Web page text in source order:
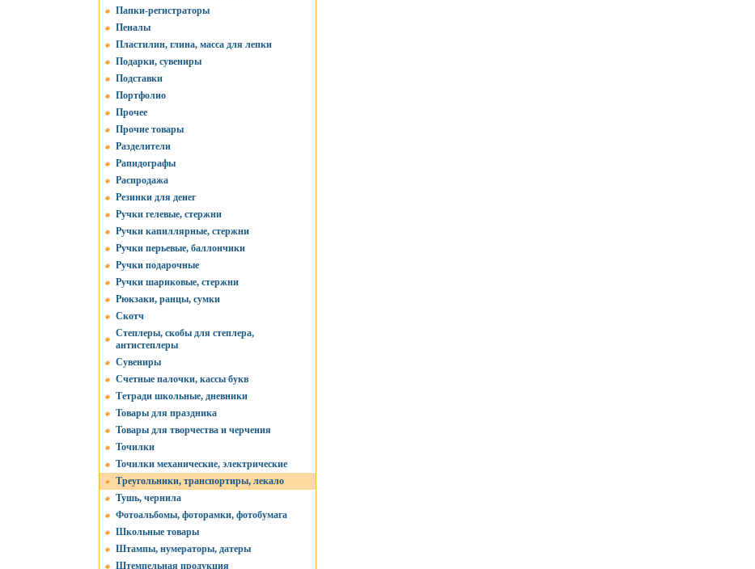
Папки-регистраторы
Пеналы
Пластилин, глина, масса для лепки
Подарки, сувениры
Подставки
Портфолио
Прочее
Прочие товары
Разделители
Рапидографы
Распродажа
Резинки для денег
Ручки гелевые, стержни
Ручки капиллярные, стержни
Ручки перьевые, баллончики
Ручки подарочные
Ручки шариковые, стержни
Рюкзаки, ранцы, сумки
Скотч
Степлеры, скобы для степлера,
антистеплеры
Сувениры
Счетные палочки, кассы букв
Тетради школьные, дневники
Товары для праздника
Товары для творчества и черчения
Точилки
Точилки механические, электрические
Треугольники, транспортиры, лекало
Тушь, чернила
Фотоальбомы, фоторамки, фотобумага
Школьные товары
Штампы, нумераторы, датеры
Штемпельная продукция